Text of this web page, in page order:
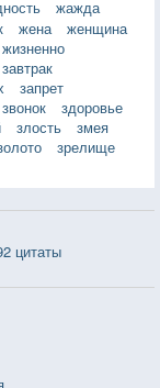
жажда
жена
женщина
жизненно
завтрак
запрет
звонок
здоровье
злость
змея
зрелище
цитаты